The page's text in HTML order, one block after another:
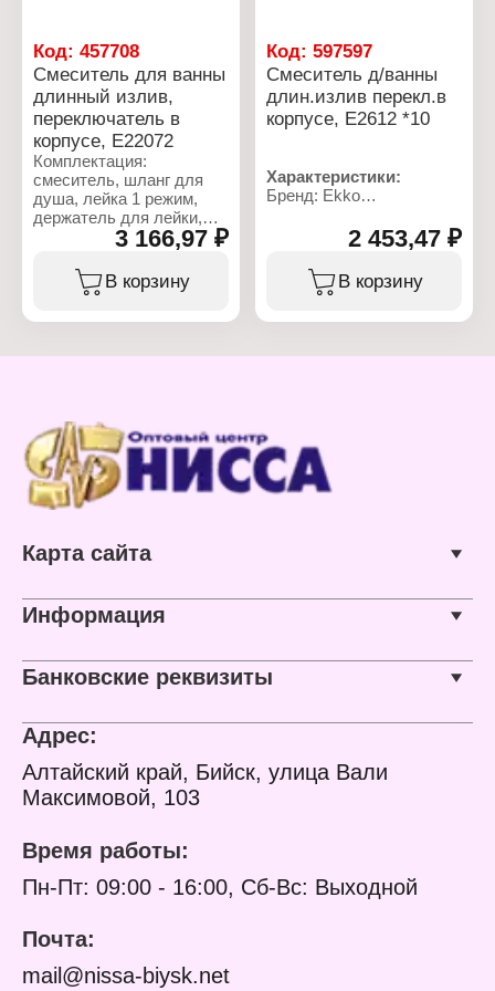
переключатель в
корпусе
Длина излива: 35 см
Стандарт подводки: 1/2"
Лейка в комплекте: есть
Форма маховиков: крест
Длина шланга: 1,5 м
Код: 457708
Смеситель для ванны
длинный излив,
переключатель в
корпусе, E22072
Комплектация:
смеситель, шланг для
душа, лейка 1 режим,
держатель для лейки,
комплект эксцентриков,
комплект отражателей
Характеристики:
Длина излива: 35 см
Вид илива: длинный
излив
Запорный клапан:
керамический картридж
переключатель в
Цвет: хром
Материал: силумин
3 166,97 ₽
В корзину
Код:597597
Смеситель д/ванны
длин.излив перекл.в
корпусе, E2612 *10
Характеристики:
Бренд: Ekko
Тип товара: Смеситель
Назначение: для ванны
Тип смесителя:
двухвентильный
Вид илива: длинный
корпусе
Поверхность: глянцевая
Цвет: хром
Материал: силумин
2 453,47 ₽
В корзину
Карта сайта
Информация
Банковские реквизиты
Адрес:
Алтайский край, Бийск, улица Вали
Максимовой, 103
Время работы:
Пн-Пт: 09:00 - 16:00, Сб-Вс: Выходной
Почта:
mail@nissa-biysk.net